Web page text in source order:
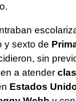
y sexto de
sin
a atender
Estados